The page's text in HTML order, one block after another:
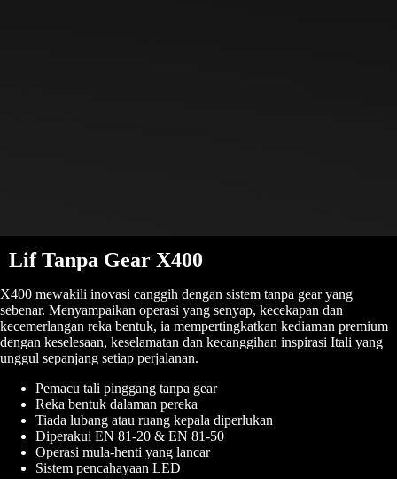
Lif Tanpa Gear X400
X400 mewakili inovasi canggih dengan sistem tanpa gear yang
sebenar. Menyampaikan operasi yang senyap, kecekapan dan
kecemerlangan reka bentuk, ia mempertingkatkan kediaman premium
dengan keselesaan, keselamatan dan kecanggihan inspirasi Itali yang
unggul sepanjang setiap perjalanan.
Pemacu tali pinggang tanpa gear
Reka bentuk dalaman pereka
Tiada lubang atau ruang kepala diperlukan
Diperakui EN 81-20 & EN 81-50
Operasi mula-henti yang lancar
Sistem pencahayaan LED